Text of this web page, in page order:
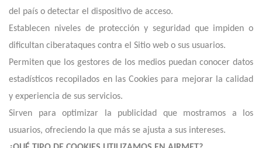
del país o detectar el dispositivo de acceso.
Establecen niveles de protección y seguridad que impiden o
dificultan ciberataques contra el Sitio web o sus usuarios.
Permiten que los gestores de los medios puedan conocer datos
estadísticos recopilados en las Cookies para mejorar la calidad
y experiencia de sus servicios.
Sirven para optimizar la publicidad que mostramos a los
usuarios, ofreciendo la que más se ajusta a sus intereses.